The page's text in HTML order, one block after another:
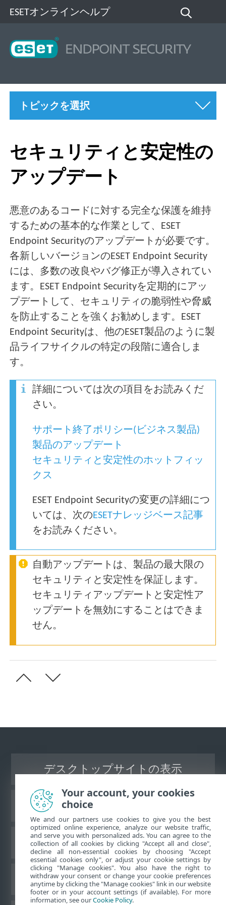
ESETオンラインヘルプ
トピックを選択
セキュリティと安定性の
アップデート
悪意のあるコードに対する完全な保護を維持
するための基本的な作業として、ESET
Endpoint Securityのアップデートが必要です。
各新しいバージョンのESET Endpoint Security
には、多数の改良やバグ修正が導入されてい
ます。ESET Endpoint Securityを定期的にアッ
プデートして、セキュリティの脆弱性や脅威
を防止することを強くお勧めします。ESET
Endpoint Securityは、他のESET製品のように製
品ライフサイクルの特定の段階に適合しま
す。
詳細については次の項目をお読みくだ
さい。
サポート終了ポリシー(ビジネス製品)
製品のアップデート
セキュリティと安定性のホットフィッ
クス
ESET Endpoint Securityの変更の詳細につ
いては、次の ESETナレッジベース記事
をお読みください。
自動アップデートは、製品の最大限の
セキュリティと安定性を保証します。
セキュリティアップデートと安定性ア
ップデートを無効にすることはできま
せん。
デスクトップサイトの表示
ESETナレッジベース
ESETフォーラム
地域サポート
Your account, your cookies
choice
We and our partners use cookies to give you the best
optimized online experience, analyze our website traffic,
and serve you with personalized ads. You can agree to the
collection of all cookies by clicking "Accept all and close",
decline all non-essential cookies by choosing "Accept
essential cookies only", or adjust your cookie settings by
clicking "Manage cookies". You also have the right to
withdraw your consent or change your cookie preferences
anytime by clicking the "Manage cookies" link in our website
footer or in your account settings (if available). For more
information, see ourCookie Policy.